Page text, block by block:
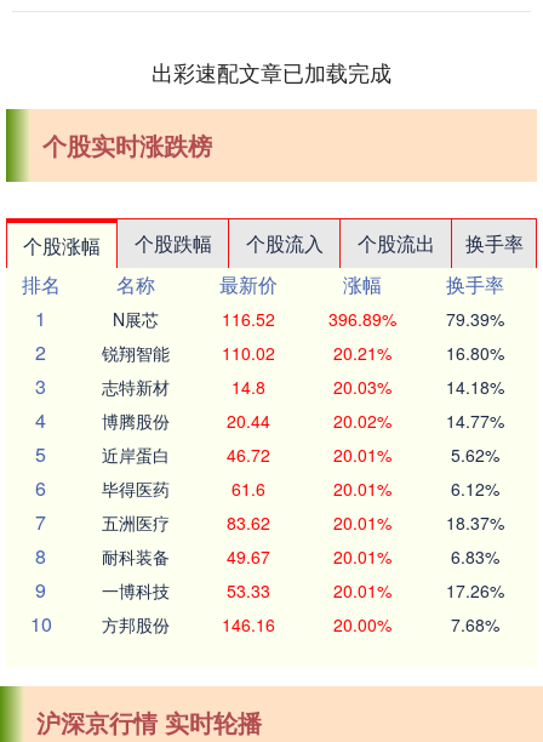
出彩速配文章已加载完成
个股实时涨跌榜
个股涨幅 个股跌幅 个股流入 个股流出
换手率
排名
名称 最新价 涨幅
换手率
1
N展芯 116.52 396.89% 79.39%
2 锐翔智能 110.02 20.21% 16.80%
3 志特新材 14.8 20.03% 14.18%
4 博腾股份 20.44 20.02% 14.77%
5 近岸蛋白 46.72 20.01% 5.62%
6 毕得医药 61.6 20.01% 6.12%
7 五洲医疗 83.62 20.01% 18.37%
8 耐科装备 49.67 20.01% 6.83%
9 一博科技 53.33 20.01% 17.26%
10 方邦股份 146.16 20.00% 7.68%
沪深京行情 实时轮播